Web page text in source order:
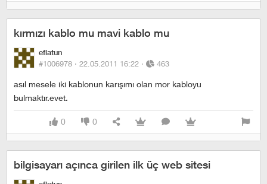
kırmızı kablo mu mavi kablo mu
eflatun
#1006978 · 22.05.2011 16:22 · 463
asıl mesele iki kablonun karışımı olan mor kabloyu
bulmaktır.evet.
0 0
bilgisayarı açınca girilen ilk üç web sitesi